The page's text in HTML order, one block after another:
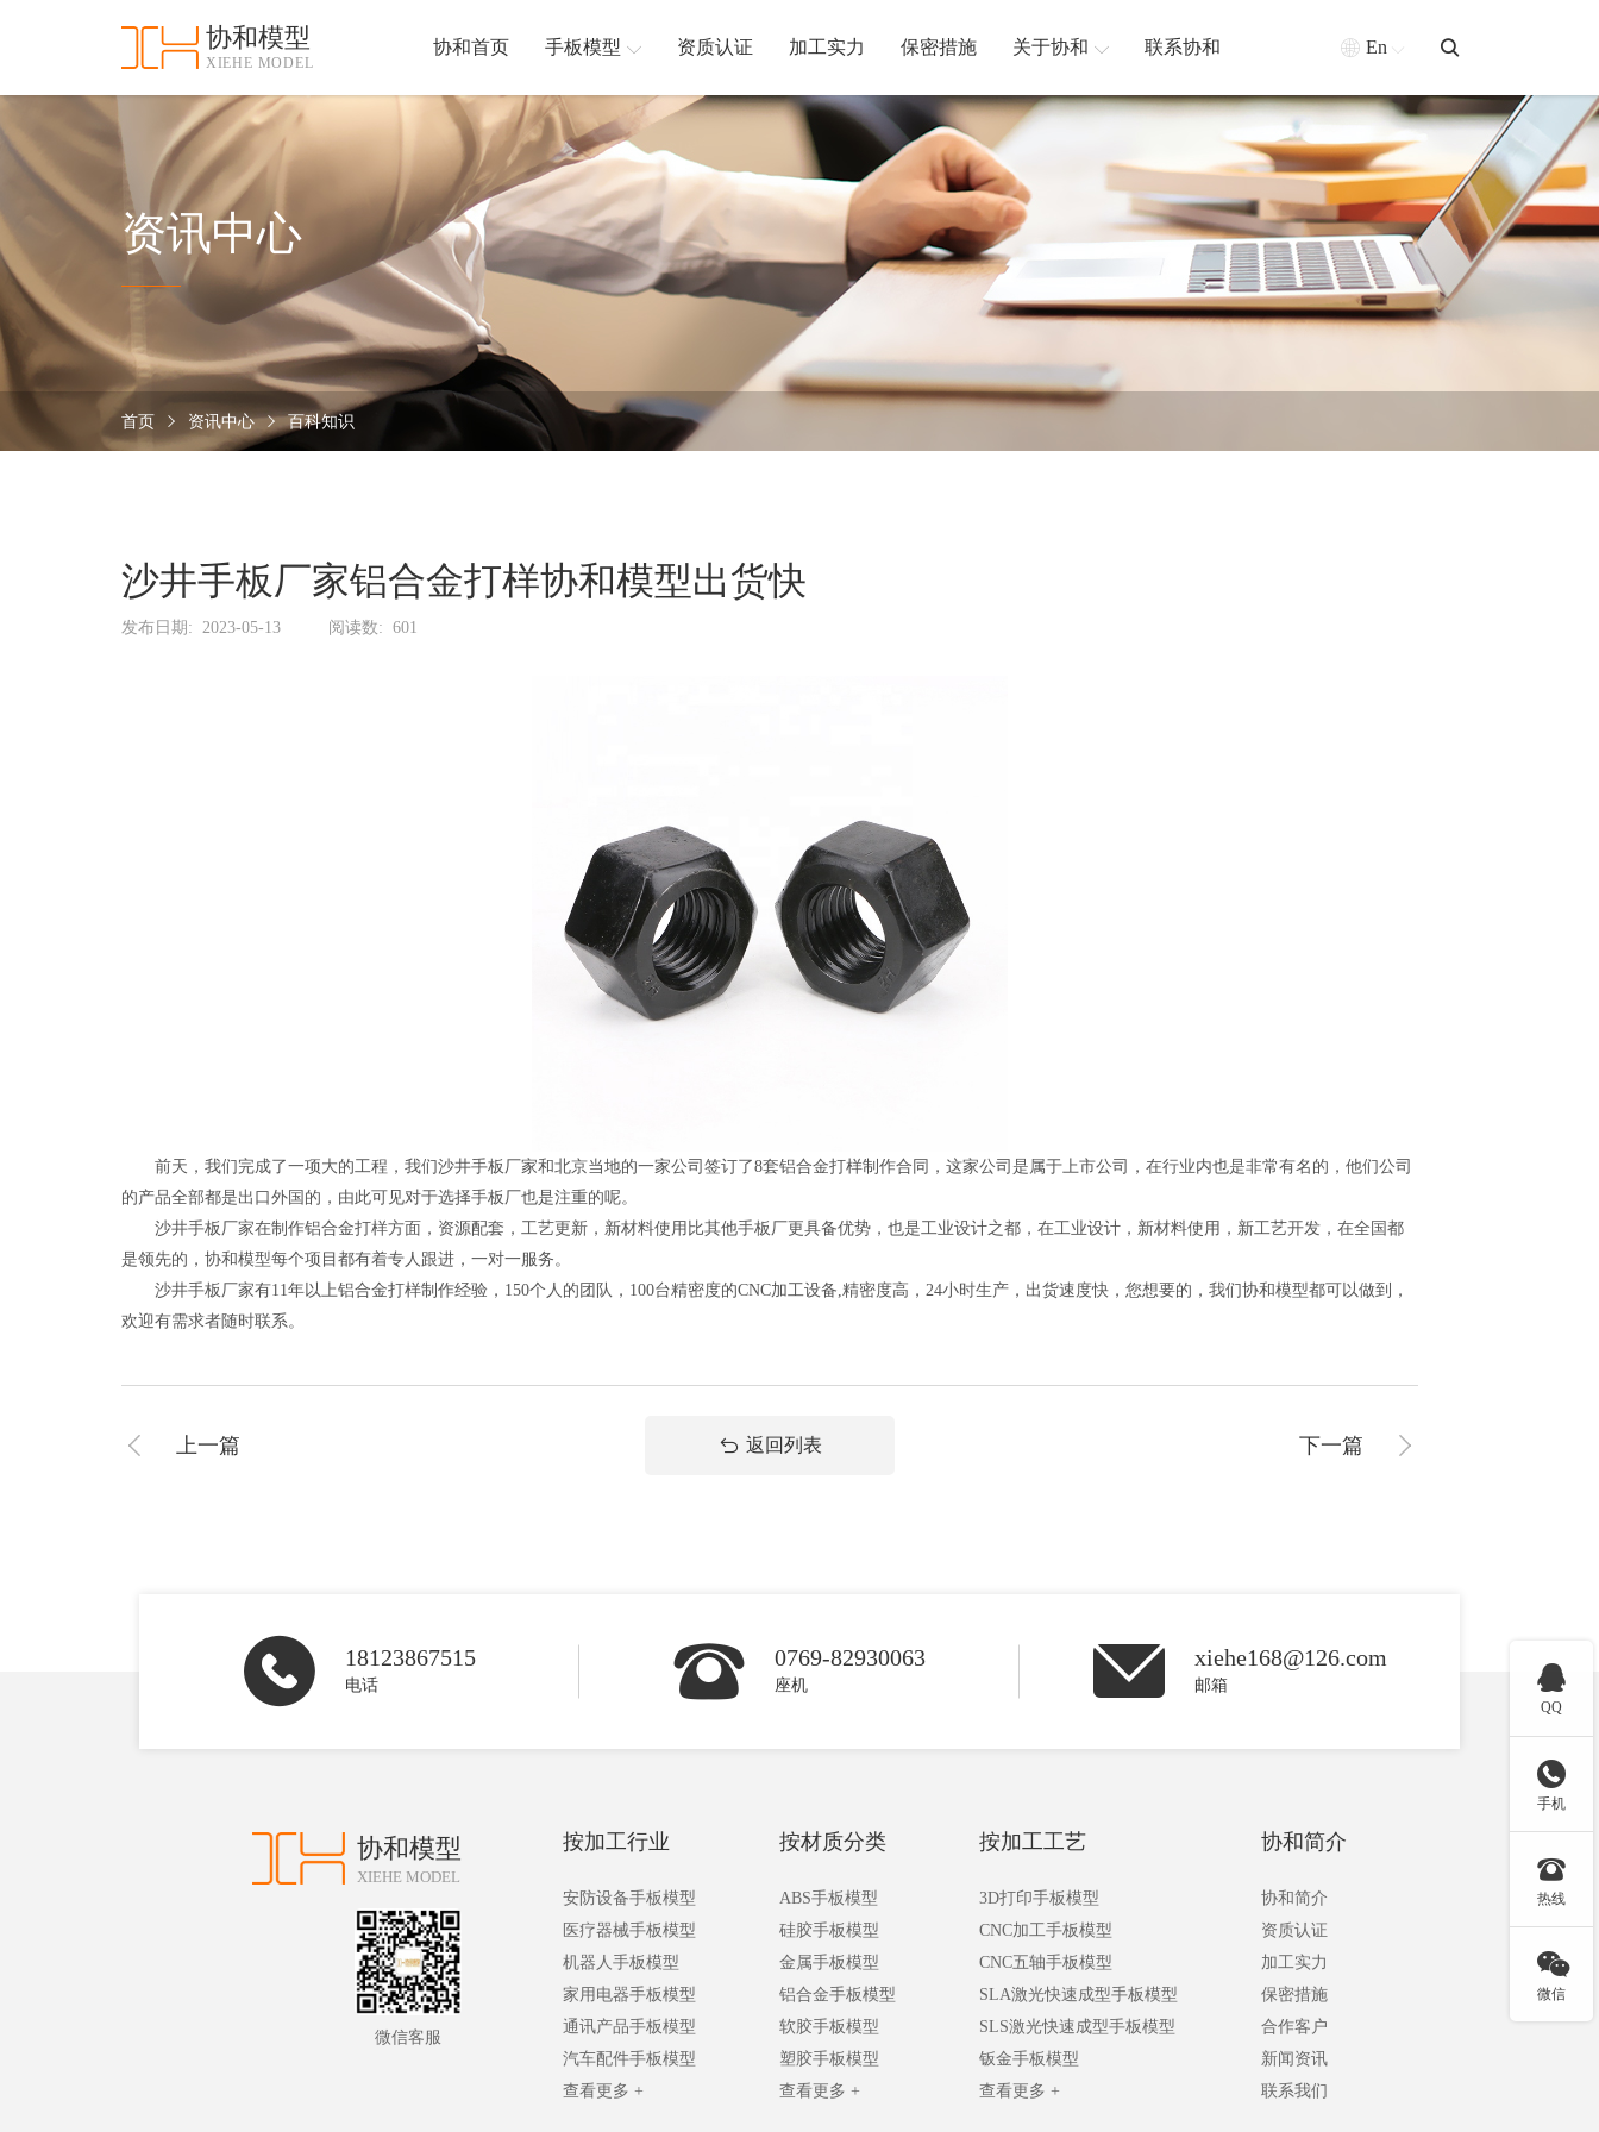
协和模型
XIEHE MODEL
协和首页 手板模型 资质认证 加工实力 保密措施 关于协和 联系协和 En
资讯中心
首页 资讯中心 百科知识
沙井手板厂家铝合金打样协和模型出货快
发布日期: 2023-05-13 阅读数: 601
前天，我们完成了一项大的工程，我们沙井手板厂家和北京当地的一家公司签订了8套铝合金打样制作合同，这家公司是属于上市公司，在行业内也是非常有名的，他们公司
的产品全部都是出口外国的，由此可见对于选择手板厂也是注重的呢。
沙井手板厂家在制作铝合金打样方面，资源配套，工艺更新，新材料使用比其他手板厂更具备优势，也是工业设计之都，在工业设计，新材料使用，新工艺开发，在全国都
是领先的，协和模型每个项目都有着专人跟进，一对一服务。
沙井手板厂家有11年以上铝合金打样制作经验，150个人的团队，100台精密度的CNC加工设备,精密度高，24小时生产，出货速度快，您想要的，我们协和模型都可以做到，
欢迎有需求者随时联系。
上一篇 返回列表 下一篇
18123867515
电话
0769-82930063
座机
xiehe168@126.com
邮箱
协和模型
XIEHE MODEL
微信客服
按加工行业
安防设备手板模型
医疗器械手板模型
机器人手板模型
家用电器手板模型
通讯产品手板模型
汽车配件手板模型
查看更多 +
按材质分类
ABS手板模型
硅胶手板模型
金属手板模型
铝合金手板模型
软胶手板模型
塑胶手板模型
查看更多 +
按加工工艺
3D打印手板模型
CNC加工手板模型
CNC五轴手板模型
SLA激光快速成型手板模型
SLS激光快速成型手板模型
钣金手板模型
查看更多 +
协和简介
协和简介
资质认证
加工实力
保密措施
合作客户
新闻资讯
联系我们
和
首
页
手
型
资
认
加
实
保
密
施

QQ

手机

热线

微信